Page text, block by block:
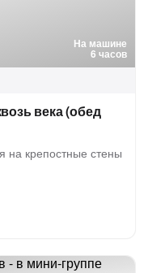
На машине
6 часов
века (обед
на крепостные стены